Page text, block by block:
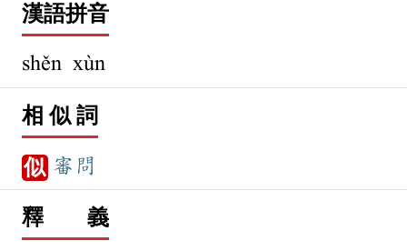
漢語拼音
shěn xùn
相 似 詞
似 審問
釋 義